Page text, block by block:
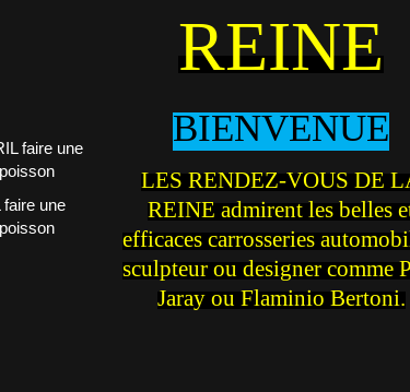
faire une
REINE
BIENVENUE
LES RENDEZ-VOUS DE
REINE admirent les belles
efficaces carrosseries
sculpteur ou designer comme
Jaray ou Flaminio Bertoni.